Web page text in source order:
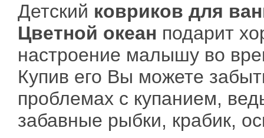
Детский ковриков для
Цветной океан подарит
настроение малышу во
Купив его Вы можете
проблемах с купанием,
забавные рыбки, крабик,